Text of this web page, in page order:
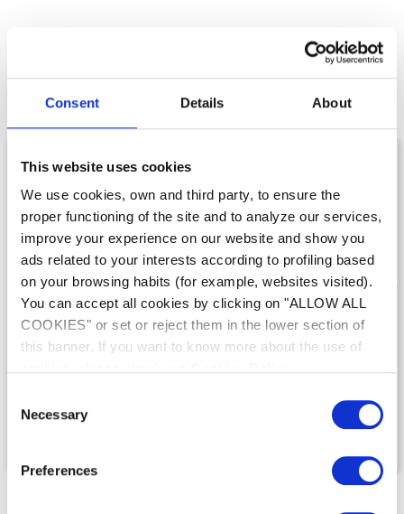
Consent Details About
This website uses cookies
We use cookies, own and third party, to ensure the
proper functioning of the site and to analyze our services,
improve your experience on our website and show you
ads related to your interests according to profiling based
on your browsing habits (for example, websites visited).
You can accept all cookies by clicking on "ALLOW ALL
COOKIES" or set or reject them in the lower section of
this banner. If you want to know more about the use of
Selection
Necessary
Preferences
Déshumidificateurs encastrés
Déshumidification
DF2 Encastrée
Déshumidification
DF2 Encastrée -
Condenseur
FACILE À INSTALLER ET
CHAUFFE L'EAU DE LA